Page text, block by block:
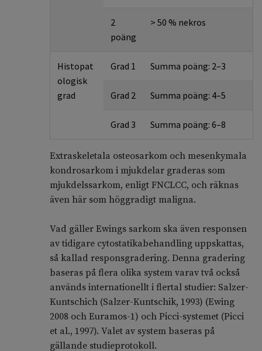
2
poäng
> 50 % nekros
Histopat
ologisk
grad
Grad 1 Summa poäng: 2–3
Grad 2 Summa poäng: 4–5
Grad 3 Summa poäng: 6–8
Extraskeletala osteosarkom och mesenkymala
kondrosarkom i mjukdelar graderas som
mjukdelssarkom, enligt FNCLCC, och räknas
även här som höggradigt maligna.
Vad gäller Ewings sarkom ska även responsen
av tidigare cytostatikabehandling uppskattas,
så kallad responsgradering. Denna gradering
baseras på flera olika system varav två också
används internationellt i flertal studier: Salzer-
Kuntschich (Salzer-Kuntschik, 1993) (Ewing
2008 och Euramos-1) och Picci-systemet (Picci
et al., 1997). Valet av system baseras på
gällande studieprotokoll.